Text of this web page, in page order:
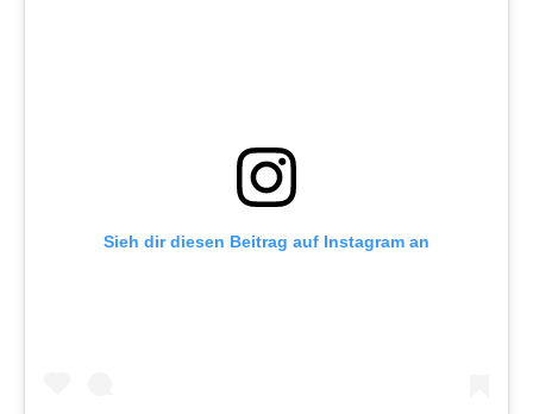
Sieh dir diesen Beitrag auf Instagram an